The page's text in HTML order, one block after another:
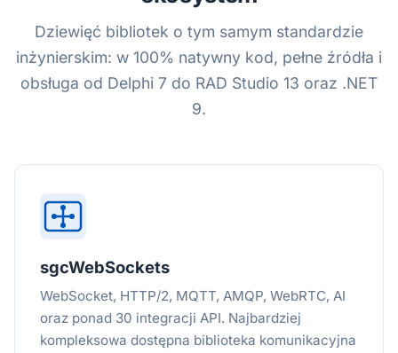
Dziewięć bibliotek o tym samym standardzie
inżynierskim: w 100% natywny kod, pełne źródła i
obsługa od Delphi 7 do RAD Studio 13 oraz .NET
9.
sgcWebSockets
WebSocket, HTTP/2, MQTT, AMQP, WebRTC, AI
oraz ponad 30 integracji API. Najbardziej
kompleksowa dostępna biblioteka komunikacyjna